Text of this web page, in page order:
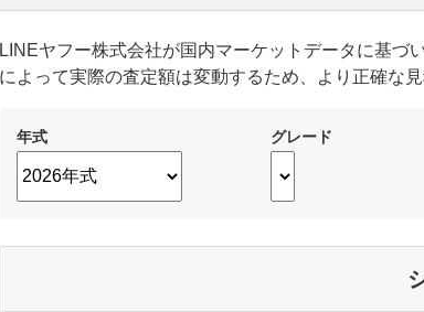
LINEヤフー株式会社が国内マーケットデータに基
によって実際の査定額は変動するため、より正確な
年式 グレード